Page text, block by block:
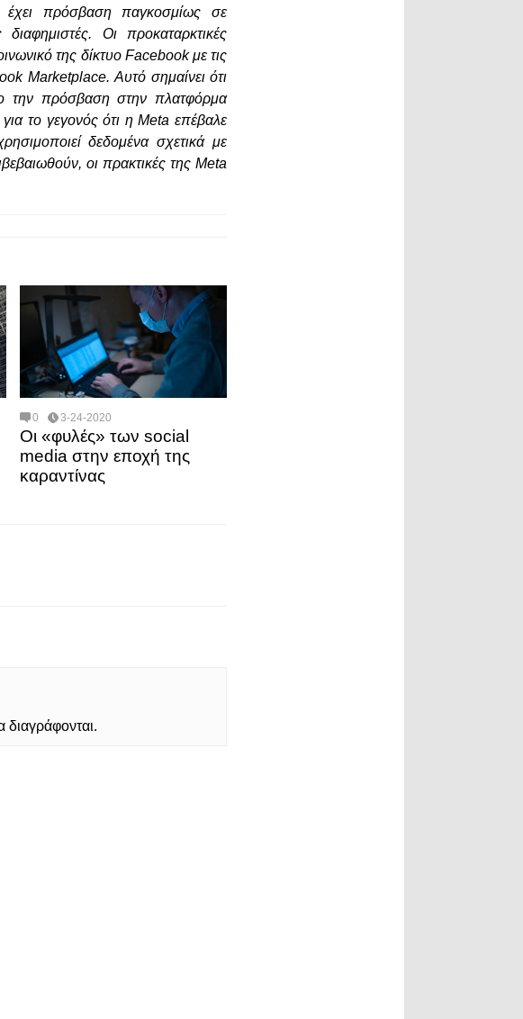
πρόσβαση παγκοσμίως σε
Οι προκαταρκτικές
της δίκτυο Facebook με τις
Marketplace. Αυτό σημαίνει ότι
την πρόσβαση στην πλατφόρμα
το γεγονός ότι η Meta επέβαλε
δεδομένα σχετικά με
οι πρακτικές της Meta
0 3-24-2020
Οι «φυλές» των social
media στην εποχή της
καραντίνας